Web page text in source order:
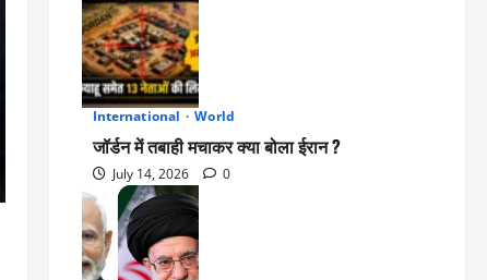
International World
जॉर्डन में तबाही मचाकर क्या बोला ईरान ?
July 14, 2026 0